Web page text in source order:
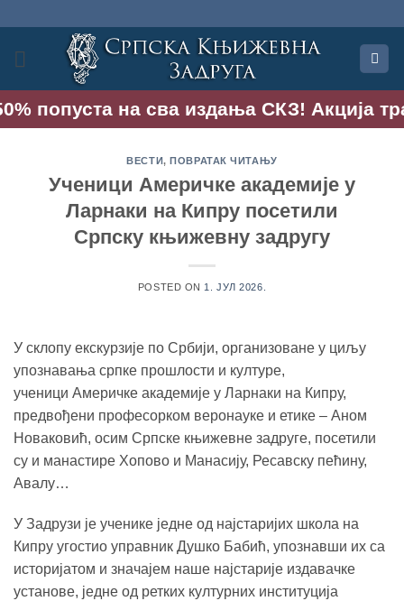
садржај
попуста на сва издања СКЗ! Акција
ВЕСТИ,ПОВРАТАК ЧИТАЊУ
Ученици Америчке академије у
Ларнаки на Кипру посетили
Српску књижевну задругу
POSTED ON 1. ЈУЛ 2026.
У склопу екскурзије по Србији, организоване у циљу
упознавања српке прошлости и културе,
ученици Америчке академије у Ларнаки на Кипру,
предвођени професорком веронауке и етике – Аном
Новаковић, осим Српске књижевне задруге, посетили
су и манастире Хопово и Манасију, Ресавску пећину,
Авалу…
У Задрузи је ученике једне од најстаријих школа на
Кипру угостио управник Душко Бабић, упознавши их са
историјатом и значајем наше најстарије издавачке
установе, једне од ретких културних институција